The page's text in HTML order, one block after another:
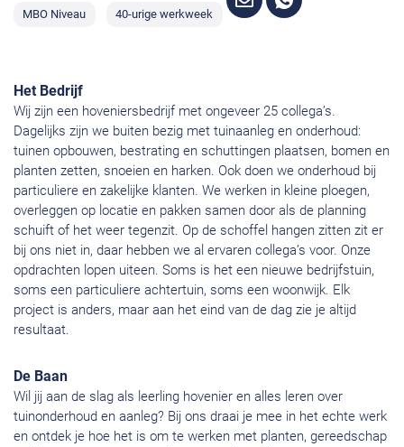
MBO Niveau 40-urige werkweek
Het Bedrijf
Wij zijn een hoveniersbedrijf met ongeveer 25 collega’s.
Dagelijks zijn we buiten bezig met tuinaanleg en onderhoud:
tuinen opbouwen, bestrating en schuttingen plaatsen, bomen en
planten zetten, snoeien en harken. Ook doen we onderhoud bij
particuliere en zakelijke klanten. We werken in kleine ploegen,
overleggen op locatie en pakken samen door als de planning
schuift of het weer tegenzit. Op de schoffel hangen zitten zit er
bij ons niet in, daar hebben we al ervaren collega’s voor. Onze
opdrachten lopen uiteen. Soms is het een nieuwe bedrijfstuin,
soms een particuliere achtertuin, soms een woonwijk. Elk
project is anders, maar aan het eind van de dag zie je altijd
resultaat.
De Baan
Wil jij aan de slag als leerling hovenier en alles leren over
tuinonderhoud en aanleg? Bij ons draai je mee in het echte werk
en ontdek je hoe het is om te werken met planten, gereedschap